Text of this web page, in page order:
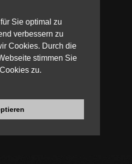
Sie optimal zu
verbessern zu
Cookies. Durch die
stimmen Sie
zu.